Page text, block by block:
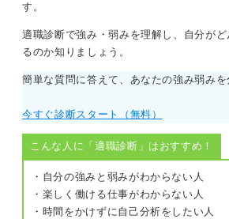
具体的な戦略や資格に頼らない自己PR
す。
けて努力したエピソードを2〜3個挙げる
②「なぜ取り組もうと思ったのか？」
向かっていたのか？」「結果どうなっ
す。
適職診断で強み・弱みを理解し、自分が
るのか知りましょう。
簡単な質問に答えて、あなたの強み弱みを
今すぐ診断スタート（無料）
こんな人に「適職診断」はおすすめ！
・自分の強みと弱みがわからない人
・楽しく働ける仕事がわからない人
・時間をかけずに自己分析をしたい人